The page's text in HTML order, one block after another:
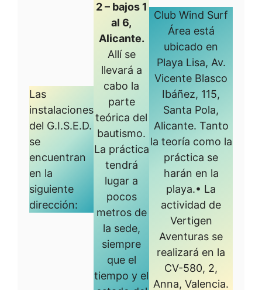
Las
instalaciones
del G.I.S.E.D.
se
encuentran
en la
siguiente
dirección:
2 – bajos 1
al 6,
Alicante.
Allí se
llevará a
cabo la
parte
teórica del
bautismo.
La práctica
tendrá
lugar a
pocos
metros de
la sede,
siempre
que el
tiempo y el
Club Wind Surf
Área está
ubicado en
Playa Lisa, Av.
Vicente Blasco
Ibáñez, 115,
Santa Pola,
Alicante. Tanto
la teoría como la
práctica se
harán en la
playa.• La
actividad de
Vertigen
Aventuras se
realizará en la
CV-580, 2,
Anna, Valencia.